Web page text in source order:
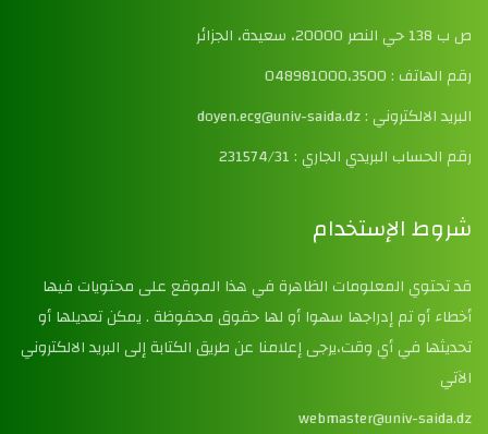
ص ب 138 حي النصر 20000، سعيدة، الجزائر
رقم الهاتف : 048981000،3500
البريد الالكتروني : doyen.ecg@univ-saida.dz
رقم الحساب البريدي الجاري : 231574/31
شروط الإستخدام
قد تحتوي المعلومات الظاهرة في هذا الموقع على محتويات فيها
أخطاء أو تم إدراجها سهوا أو لها حقوق محفوظة . يمكن تعديلها أو
تحديثها في أي وقت،يرجى إعلامنا عن طريق الكتابة إلى البريد الالكتروني
الآتي
webmaster@univ-saida.dz